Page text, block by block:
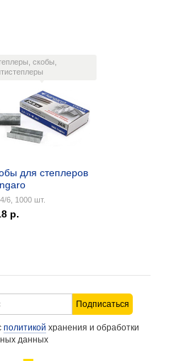
скобы,
для степлеров
6, 1000 шт.
р.
Подписаться
политикой хранения и обработки
данных